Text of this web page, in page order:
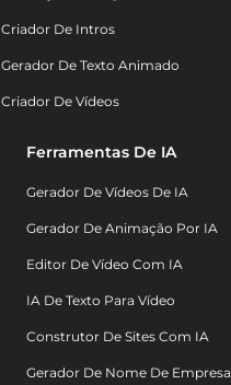
Criador De Intros
Gerador De Texto Animado
Criador De Vídeos
Ferramentas De IA
Gerador De Vídeos De IA
Gerador De Animação Por IA
Editor De Vídeo Com IA
IA De Texto Para Vídeo
Construtor De Sites Com IA
Gerador De Nome De Empresa